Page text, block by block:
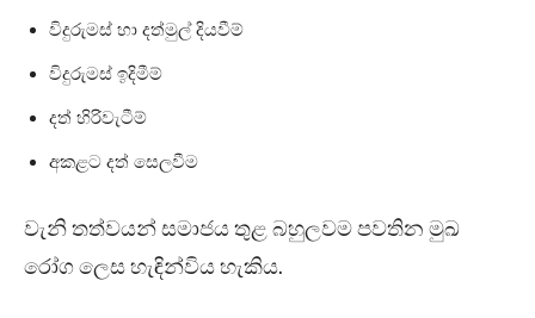
විදුරුමස් හා දත්මුල් දියවීම්
විදුරුමස් ඉදිමීම්
දත් හිරිවැටීම්
අකළට දත් සෙලවීම
වැනි තත්වයන් සමාජය තුළ බහුලවම පවතින මුඛ
රෝග ලෙස හැඳින්විය හැකිය.